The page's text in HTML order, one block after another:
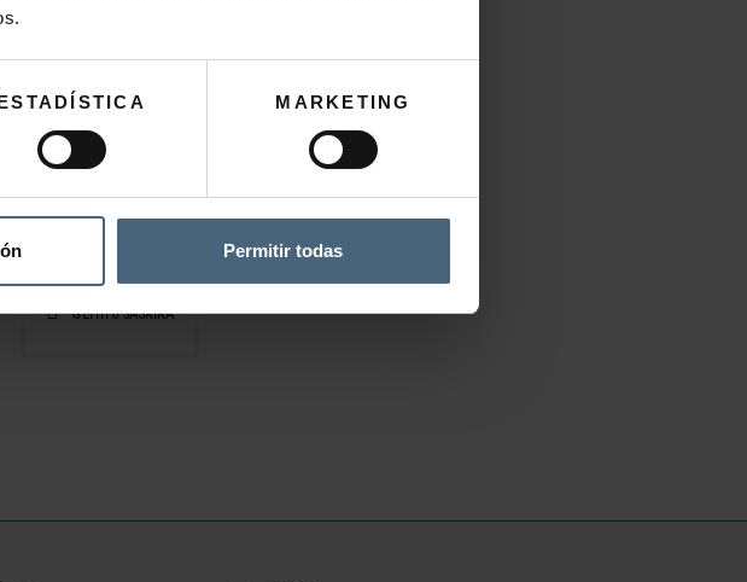
MARKETING
Permitir todas
C+C VITAMIN CREAM
GEHITU SASKIRA